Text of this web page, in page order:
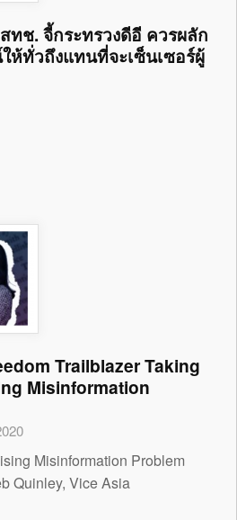
ช. จี้กระทรวงดีอี ควรผลัก
ห้ทั่วถึงแทนที่จะเซ็นเซอร์ผู้
Trailblazer Taking
Misinformation
Misinformation Problem
Quinley, Vice Asia